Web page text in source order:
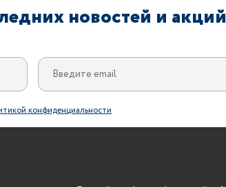
новостей и акций
конфиденциальности